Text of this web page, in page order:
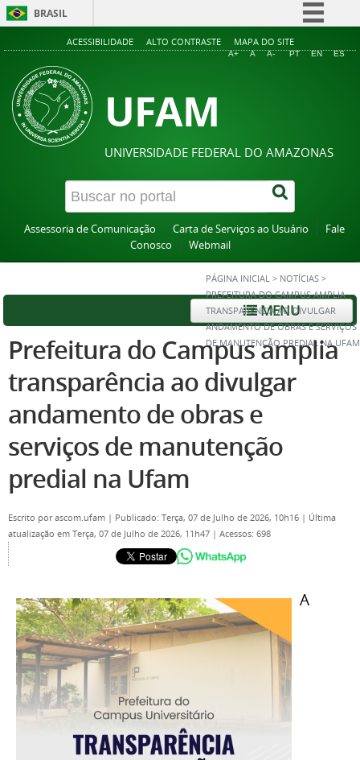
BRASIL
Simplifique!
Acesso à informação
ACESSIBILIDADE ALTO CONTRASTE MAPA DO SITE
A+ A A- PT EN ES
UFAM
UNIVERSIDADE FEDERAL DO AMAZONAS
Assessoria de Comunicação Carta de Serviços ao Usuário
Fale
Conosco
Webmail
PÁGINA INICIAL > NOTÍCIAS >
PREFEITURA DO CAMPUS AMPLIA
TRANSPARÊNCIA AO DIVULGAR
ANDAMENTO DE OBRAS E SERVIÇOS
DE MANUTENÇÃO PREDIAL NA UFAM
MENU
Prefeitura do Campus amplia
transparência ao divulgar
andamento de obras e
serviços de manutenção
predial na Ufam
Escrito porascom.ufam | Publicado: Terça, 07 de Julho de 2026, 10h16 | Última
atualização em Terça, 07 de Julho de 2026, 11h47 | Acessos: 698
A